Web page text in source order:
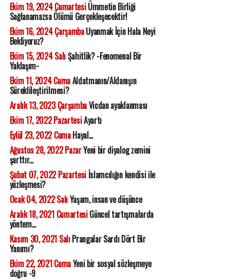
Ekim 19, 2024 CumartesiÜmmetin Birliği
Sağlanamazsa Ölümü Gerçekleşecektir!
Ekim 16, 2024 ÇarşambaUyanmak İçin Hala Neyi
Bekliyoruz?
Ekim 15, 2024 SalıŞahitlik? -Fenomenal Bir
Yaklaşım-
Ekim 11, 2024 CumaAldatmanın/Aldanışın
Süreklileştirilmesi?
Aralık 13, 2023 ÇarşambaVicdan ayaklanması
Ekim 17, 2022 PazartesiAyartı
Eylül 23, 2022 CumaHayal...
Ağustos 28, 2022 PazarYeni bir diyalog zemini
şarttır...
Şubat 07, 2022 Pazartesiİslamcılığın kendisi ile
yüzleşmesi?
Ocak 04, 2022 SalıYaşam, insan ve düşünce
Aralık 18, 2021 CumartesiGüncel tartışmalarda
yöntem...
Kasım 30, 2021 SalıPrangalar Sardı Dört Bir
Yanımı?
Ekim 22, 2021 CumaYeni bir sosyal sözleşmeye
doğru -9